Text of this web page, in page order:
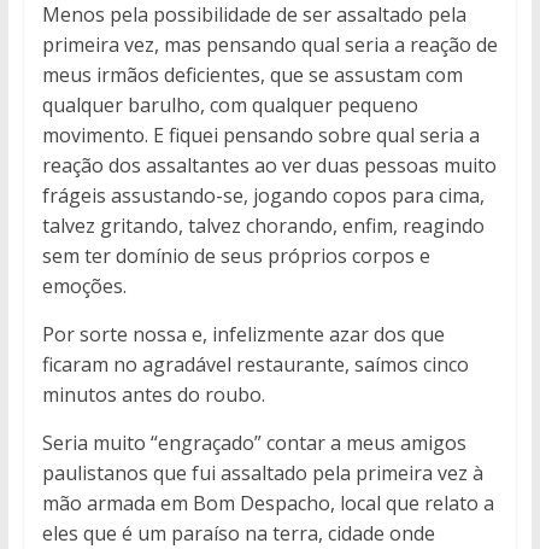
Menos pela possibilidade de ser assaltado pela
primeira vez, mas pensando qual seria a reação de
meus irmãos deficientes, que se assustam com
qualquer barulho, com qualquer pequeno
movimento. E fiquei pensando sobre qual seria a
reação dos assaltantes ao ver duas pessoas muito
frágeis assustando-se, jogando copos para cima,
talvez gritando, talvez chorando, enfim, reagindo
sem ter domínio de seus próprios corpos e
emoções.
Por sorte nossa e, infelizmente azar dos que
ficaram no agradável restaurante, saímos cinco
minutos antes do roubo.
Seria muito “engraçado” contar a meus amigos
paulistanos que fui assaltado pela primeira vez à
mão armada em Bom Despacho, local que relato a
eles que é um paraíso na terra, cidade onde